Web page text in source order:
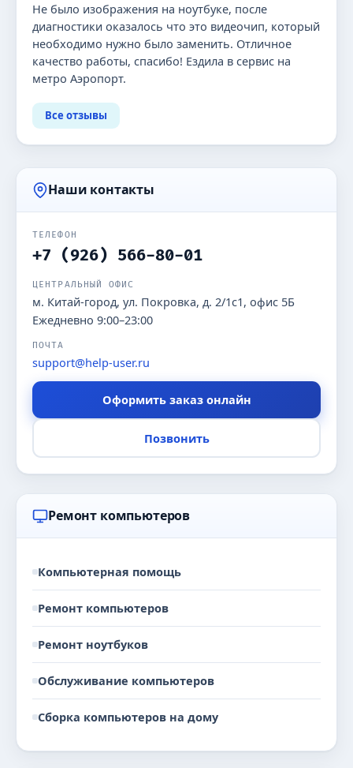
Не было изображения на ноутбуке, после
диагностики оказалось что это видеочип, который
необходимо нужно было заменить. Отличное
качество работы, спасибо! Ездила в сервис на
метро Аэропорт.
Все отзывы
Наши контакты
ТЕЛЕФОН
+7 (926) 566-80-01
ЦЕНТРАЛЬНЫЙ ОФИС
м. Китай-город, ул. Покровка, д. 2/1с1, офис 5Б
Ежедневно 9:00–23:00
ПОЧТА
support@help-user.ru
Оформить заказ онлайн
Позвонить
Ремонт компьютеров
Компьютерная помощь
Ремонт компьютеров
Ремонт ноутбуков
Обслуживание компьютеров
Сборка компьютеров на дому